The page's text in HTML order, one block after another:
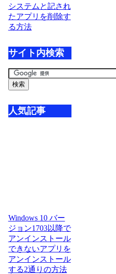
システムと記され
たアプリを削除す
る方法
サイト内検索
人気記事
Windows 10 バー
ジョン1703以降で
アンインストール
できないアプリを
アンインストール
する2通りの方法